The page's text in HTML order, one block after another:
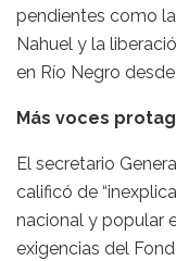
pendientes como
Nahuel y la
en Río Negro
Más voces
El secretario
calificó de
nacional y popular
exigencias del